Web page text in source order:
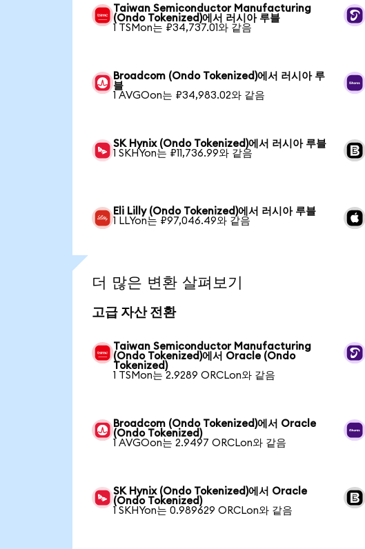
Taiwan Semiconductor Manufacturing
(Ondo Tokenized)에서 러시아 루블
1 TSMon는 ₽34,737.01와 같음
Broadcom (Ondo Tokenized)에서 러시아 루
블
1 AVGOon는 ₽34,983.02와 같음
SK Hynix (Ondo Tokenized)에서 러시아 루블
1 SKHYon는 ₽11,736.99와 같음
Eli Lilly (Ondo Tokenized)에서 러시아 루블
1 LLYon는 ₽97,046.49와 같음
더 많은 변환 살펴보기
고급 자산 전환
Taiwan Semiconductor Manufacturing
(Ondo Tokenized)에서 Oracle (Ondo
Tokenized)
1 TSMon는 2.9289 ORCLon와 같음
Broadcom (Ondo Tokenized)에서 Oracle
(Ondo Tokenized)
1 AVGOon는 2.9497 ORCLon와 같음
SK Hynix (Ondo Tokenized)에서 Oracle
(Ondo Tokenized)
1 SKHYon는 0.989629 ORCLon와 같음